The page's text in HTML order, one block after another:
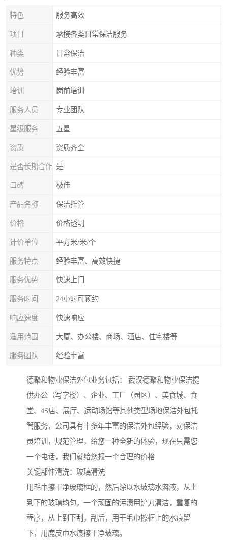
特色 服务高效
项目 承接各类日常保洁服务
种类 日常保洁
优势 经验丰富
培训 岗前培训
服务人员 专业团队
星级服务 五星
资质 资质齐全
是否长期合作 是
口碑 极佳
产品名称 保洁托管
价格 价格透明
计价单位 平方米/米/个
服务特点 经验丰富、高效快捷
服务优势 快速上门
服务时间 24小时可预约
响应速度 快速响应
适用范围 大厦、办公楼、商场、酒店、住宅楼等
服务团队 经验丰富
德聚和物业保洁外包业务包括： 武汉德聚和物业保洁提
供办公（写字楼）、企业、工厂（园区）、美食城、食
堂、4S店、展厅、运动场馆等其他类型场地保洁外包托
管服务，公司具有十多年丰富的保洁外包经验，对保洁
员培训，规范管理，给您一种全新的体验，现在只需您
一个电话，我们就给您报一个合理的价格
关键部件清洗：玻璃清洗
用毛巾擦干净玻璃框的，然后涂以水玻璃水溶液，从上
到下的玻璃均匀，一个顽固的污渍用铲刀清洁，重复的
程序，从上到下刮，刮后，用干毛巾擦框上的水痕留
下，用鹿皮巾水痕擦干净玻璃。